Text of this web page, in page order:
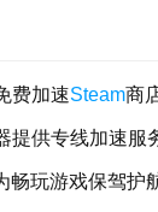
费加速Steam商
提供专线加速服
玩游戏保驾护